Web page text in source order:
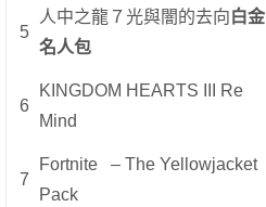
5
人中之龍７光與闇的去向白金
名人包
6
KINGDOM HEARTS III Re
Mind
7
Fortnite – The Yellowjacket
Pack